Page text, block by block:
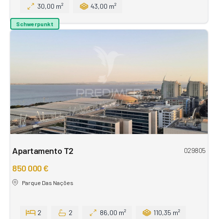
30,00 m² 43,00 m²
Schwerpunkt
Apartamento T2 029805
850 000 €
Parque Das Nações
2 2 86,00 m² 110,35 m²